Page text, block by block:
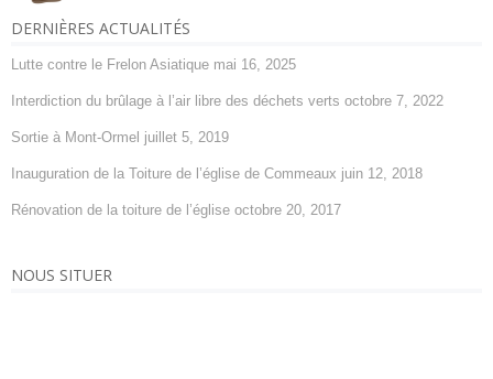
DERNIÈRES ACTUALITÉS
Lutte contre le Frelon Asiatique mai 16, 2025
Interdiction du brûlage à l’air libre des déchets verts octobre 7, 2022
Sortie à Mont-Ormel juillet 5, 2019
Inauguration de la Toiture de l’église de Commeaux juin 12, 2018
Rénovation de la toiture de l’église octobre 20, 2017
NOUS SITUER